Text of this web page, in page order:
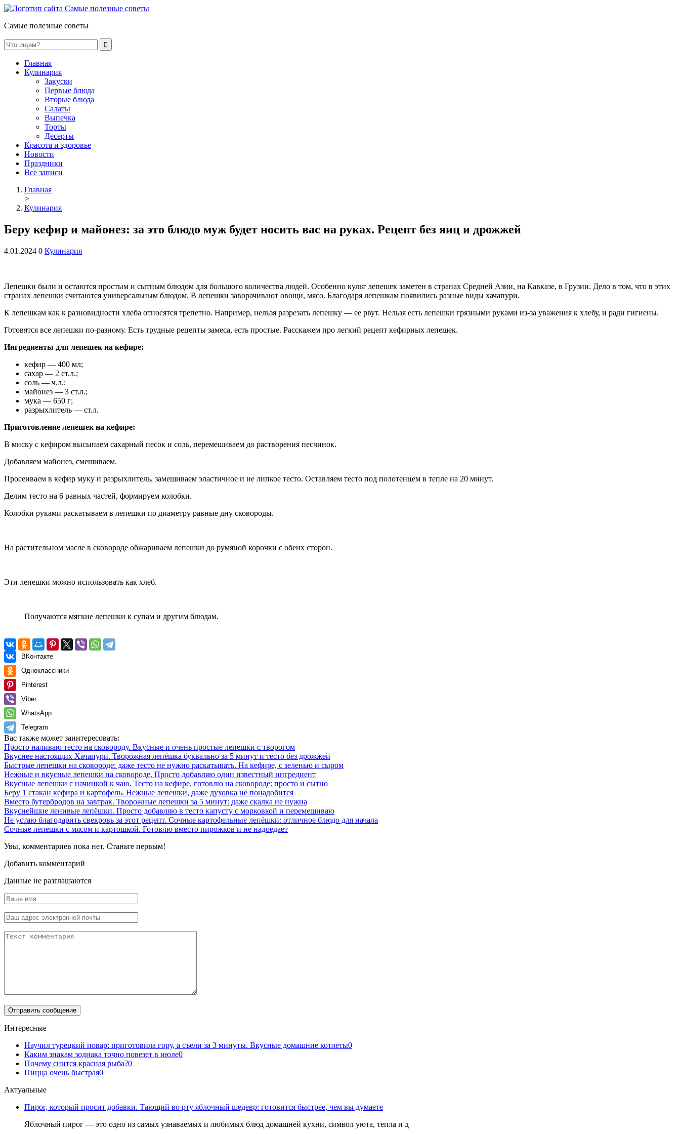
Самые полезные советы
Главная
Кулинария
Закуски
Первые блюда
Вторые блюда
Салаты
Выпечка
Торты
Десерты
Красота и здоровье
Новости
Праздники
Все записи
Главная
>
Кулинария
Беру кефир и майонез: за это блюдо муж будет носить вас на руках. Рецепт без яиц и дрожжей
4.01.2024 0 Кулинария
Лепешки были и остаются простым и сытным блюдом для большого количества людей. Особенно культ лепешек заметен в странах Средней Азии, на Кавказе, в Грузии. Дело в том, что в этих
странах лепешки считаются универсальным блюдом. В лепешки заворачивают овощи, мясо. Благодаря лепешкам появились разные виды хачапури.
К лепешкам как к разновидности хлеба относятся трепетно. Например, нельзя разрезать лепешку — ее рвут. Нельзя есть лепешки грязными руками из-за уважения к хлебу, и ради гигиены.
Готовятся все лепешки по-разному. Есть трудные рецепты замеса, есть простые. Расскажем про легкий рецепт кефирных лепешек.
Ингредиенты для лепешек на кефире:
кефир — 400 мл;
сахар — 2 ст.л.;
соль — ч.л.;
майонез — 3 ст.л.;
мука — 650 г;
разрыхлитель — ст.л.
Приготовление лепешек на кефире:
В миску с кефиром высыпаем сахарный песок и соль, перемешиваем до растворения песчинок.
Добавляем майонез, смешиваем.
Просеиваем в кефир муку и разрыхлитель, замешиваем эластичное и не липкое тесто. Оставляем тесто под полотенцем в тепле на 20 минут.
Делим тесто на 6 равных частей, формируем колобки.
Колобки руками раскатываем в лепешки по диаметру равные дну сковороды.
На растительном масле в сковороде обжариваем лепешки до румяной корочки с обеих сторон.
Эти лепешки можно использовать как хлеб.
Получаются мягкие лепешки к супам и другим блюдам.
ВКонтакте
Одноклассники
Pinterest
Viber
WhatsApp
Telegram
Вас также может заинтересовать:
Просто наливаю тесто на сковороду. Вкусные и очень простые лепешки с творогом
Вкуснее настоящих Хачапури. Творожная лепёшка буквально за 5 минут и тесто без дрожжей
Быстрые лепешки на сковороде: даже тесто не нужно раскатывать. На кефире, с зеленью и сыром
Нежные и вкусные лепешки на сковороде. Просто добавляю один известный ингредиент
Вкусные лепешки с начинкой к чаю. Тесто на кефире, готовлю на сковороде: просто и сытно
Беру 1 стакан кефира и картофель. Нежные лепешки, даже духовка не понадобится
Вместо бутербродов на завтрак. Творожные лепешки за 5 минут: даже скалка не нужна
Вкуснейшие ленивые лепёшки. Просто добавляю в тесто капусту с морковкой и перемешиваю
Не устаю благодарить свекровь за этот рецепт. Сочные картофельные лепёшки: отличное блюдо для начала
Сочные лепешки с мясом и картошкой. Готовлю вместо пирожков и не надоедает
Увы, комментариев пока нет. Станьте первым!
Добавить комментарий
Данные не разглашаются
Интересные
Научил турецкий повар: приготовила гору, а съели за 3 минуты. Вкусные домашние котлеты0
Каким знакам зодиака точно повезет в июле0
Почему снится красная рыба?0
Пицца очень быстрая0
Актуальные
Пирог, который просит добавки. Тающий во рту яблочный шедевр: готовится быстрее, чем вы думаете
Яблочный пирог — это одно из самых узнаваемых и любимых блюд домашней кухни, символ уюта, тепла и д